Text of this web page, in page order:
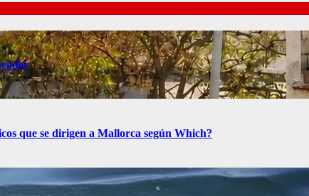
que se dirigen a Mallorca según Which?